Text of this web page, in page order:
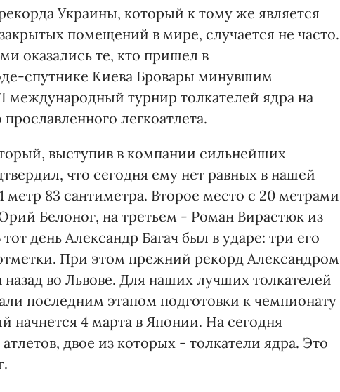
Украины, который к тому же является
помещений в мире, случается не часто.
оказались те, кто пришел в
спутнике Киева Бровары минувшим
международный турнир толкателей ядра на
легкоатлета.
выступив в компании сильнейших
что сегодня ему нет равных в нашей
метр 83 сантиметра. Второе место с 20 метрами
Белоног, на третьем - Роман Вирастюк из
день Александр Багач был в ударе: три его
При этом прежний рекорд Александром
во Львове. Для наших лучших толкателей
последним этапом подготовки к чемпионату
начнется 4 марта в Японии. На сегодня
двое из которых - толкатели ядра. Это